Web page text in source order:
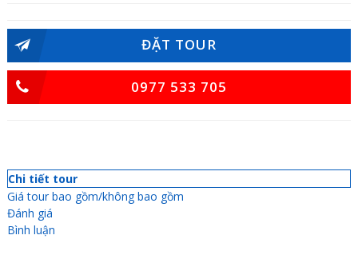
ĐẶT TOUR
0977 533 705
Chi tiết tour
Giá tour bao gồm/không bao gồm
Đánh giá
Bình luận